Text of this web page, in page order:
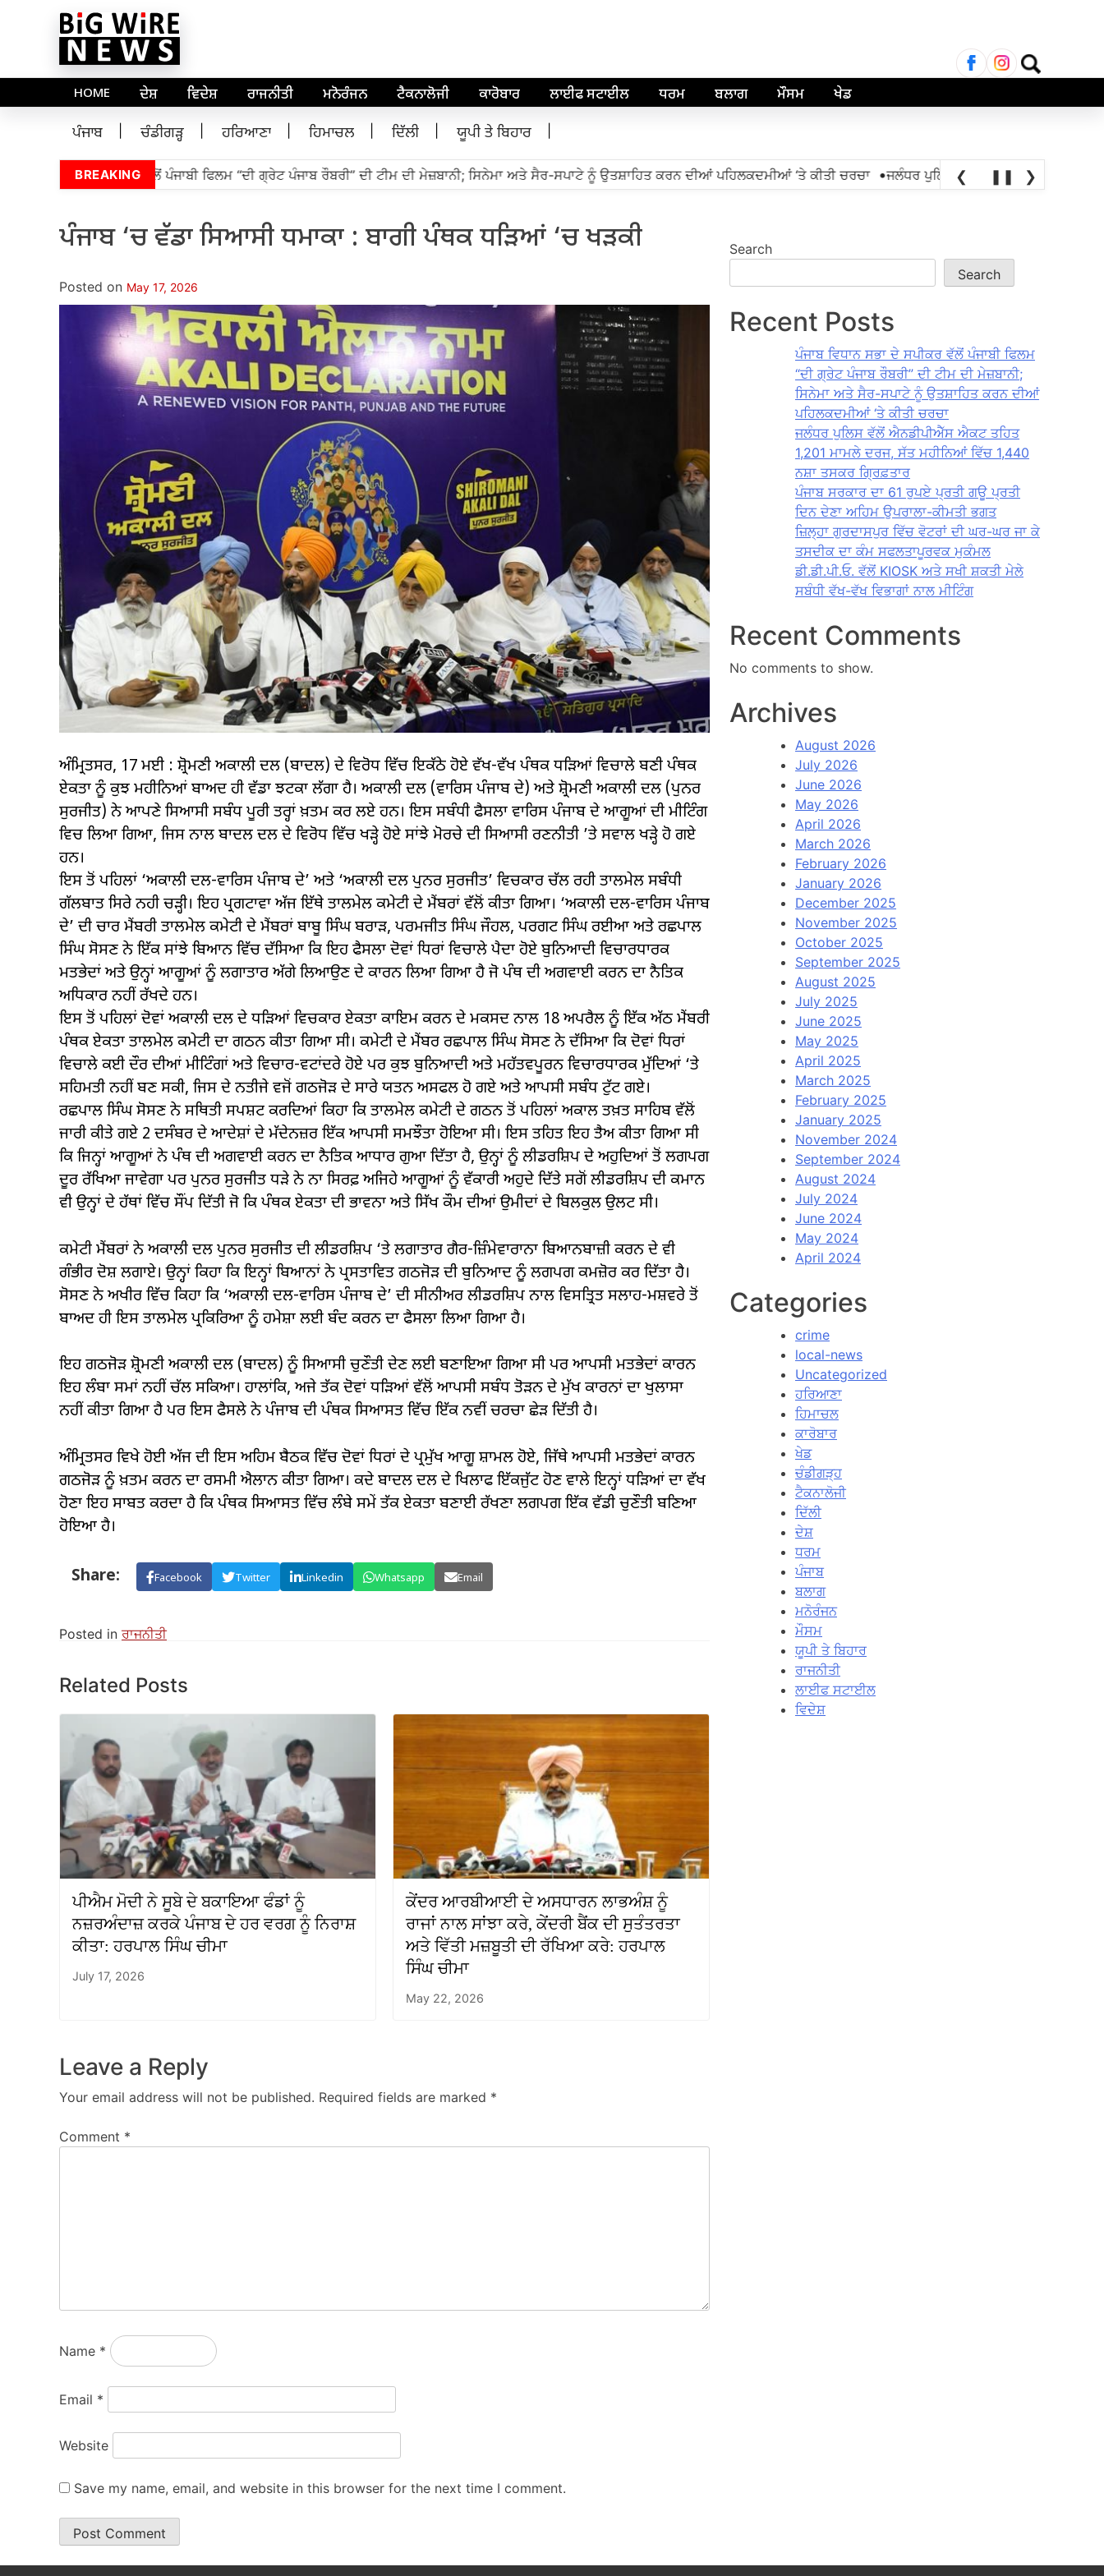
Search
for:
HOME ਦੇਸ਼ ਵਿਦੇਸ਼ ਰਾਜਨੀਤੀ ਮਨੋਰੰਜਨ ਟੈਕਨਾਲੋਜੀ ਕਾਰੋਬਾਰ ਲਾਈਫ ਸਟਾਈਲ ਧਰਮ ਬਲਾਗ ਮੌਸਮ ਖੇਡ
ਪੰਜਾਬ ਚੰਡੀਗੜ੍ਹ ਹਰਿਆਣਾ ਹਿਮਾਚਲ ਦਿੱਲੀ ਯੂਪੀ ਤੇ ਬਿਹਾਰ
BREAKING
ਵਿਧਾਨ ਸਭਾ ਦੇ ਸਪੀਕਰ ਵੱਲੋਂ ਪੰਜਾਬੀ ਫਿਲਮ “ਦੀ ਗ੍ਰੇਟ ਪੰਜਾਬ ਰੌਬਰੀ” ਦੀ ਟੀਮ ਦੀ ਮੇਜ਼ਬਾਨੀ; ਸਿਨੇਮਾ ਅਤੇ ਸੈਰ-ਸਪਾਟੇ ਨੂੰ ਉਤਸ਼ਾਹਿਤ ਕਰਨ ਦੀਆਂ ਪਹਿਲਕਦਮੀਆਂ ‘ਤੇ ਕੀਤੀ ਚਰਚਾ •ਜਲੰਧਰ ਪੁਲਿਸ ਵੱਲੋਂ ਐਨਡੀਪੀਐੱਸ ਐਕਟ ਤਹਿਤ
❮ ❚❚ ❯
ਪੰਜਾਬ ‘ਚ ਵੱਡਾ ਸਿਆਸੀ ਧਮਾਕਾ : ਬਾਗੀ ਪੰਥਕ ਧੜਿਆਂ ‘ਚ ਖੜਕੀ
Posted on May 17, 2026
ਅੰਮ੍ਰਿਤਸਰ, 17 ਮਈ : ਸ਼੍ਰੋਮਣੀ ਅਕਾਲੀ ਦਲ (ਬਾਦਲ) ਦੇ ਵਿਰੋਧ ਵਿੱਚ ਇਕੱਠੇ ਹੋਏ ਵੱਖ-ਵੱਖ ਪੰਥਕ ਧੜਿਆਂ ਵਿਚਾਲੇ ਬਣੀ ਪੰਥਕ
ਏਕਤਾ ਨੂੰ ਕੁਝ ਮਹੀਨਿਆਂ ਬਾਅਦ ਹੀ ਵੱਡਾ ਝਟਕਾ ਲੱਗਾ ਹੈ। ਅਕਾਲੀ ਦਲ (ਵਾਰਿਸ ਪੰਜਾਬ ਦੇ) ਅਤੇ ਸ਼੍ਰੋਮਣੀ ਅਕਾਲੀ ਦਲ (ਪੁਨਰ
ਸੁਰਜੀਤ) ਨੇ ਆਪਣੇ ਸਿਆਸੀ ਸਬੰਧ ਪੂਰੀ ਤਰ੍ਹਾਂ ਖ਼ਤਮ ਕਰ ਲਏ ਹਨ। ਇਸ ਸਬੰਧੀ ਫੈਸਲਾ ਵਾਰਿਸ ਪੰਜਾਬ ਦੇ ਆਗੂਆਂ ਦੀ ਮੀਟਿੰਗ
ਵਿਚ ਲਿਆ ਗਿਆ, ਜਿਸ ਨਾਲ ਬਾਦਲ ਦਲ ਦੇ ਵਿਰੋਧ ਵਿੱਚ ਖੜ੍ਹੇ ਹੋਏ ਸਾਂਝੇ ਮੋਰਚੇ ਦੀ ਸਿਆਸੀ ਰਣਨੀਤੀ ’ਤੇ ਸਵਾਲ ਖੜ੍ਹੇ ਹੋ ਗਏ
ਹਨ।
ਇਸ ਤੋਂ ਪਹਿਲਾਂ ‘ਅਕਾਲੀ ਦਲ-ਵਾਰਿਸ ਪੰਜਾਬ ਦੇ’ ਅਤੇ ‘ਅਕਾਲੀ ਦਲ ਪੁਨਰ ਸੁਰਜੀਤ’ ਵਿਚਕਾਰ ਚੱਲ ਰਹੀ ਤਾਲਮੇਲ ਸਬੰਧੀ
ਗੱਲਬਾਤ ਸਿਰੇ ਨਹੀ ਚੜ੍ਹੀ। ਇਹ ਪ੍ਰਗਟਾਵਾ ਅੱਜ ਇੱਥੇ ਤਾਲਮੇਲ ਕਮੇਟੀ ਦੇ ਮੈਂਬਰਾਂ ਵੱਲੋਂ ਕੀਤਾ ਗਿਆ। ‘ਅਕਾਲੀ ਦਲ-ਵਾਰਿਸ ਪੰਜਾਬ
ਦੇ’ ਦੀ ਚਾਰ ਮੈਂਬਰੀ ਤਾਲਮੇਲ ਕਮੇਟੀ ਦੇ ਮੈਂਬਰਾਂ ਬਾਬੂ ਸਿੰਘ ਬਰਾੜ, ਪਰਮਜੀਤ ਸਿੰਘ ਜੌਹਲ, ਪਰਗਟ ਸਿੰਘ ਰਈਆ ਅਤੇ ਰਛਪਾਲ
ਸਿੰਘ ਸੋਸਣ ਨੇ ਇੱਕ ਸਾਂਝੇ ਬਿਆਨ ਵਿੱਚ ਦੱਸਿਆ ਕਿ ਇਹ ਫੈਸਲਾ ਦੋਵਾਂ ਧਿਰਾਂ ਵਿਚਾਲੇ ਪੈਦਾ ਹੋਏ ਬੁਨਿਆਦੀ ਵਿਚਾਰਧਾਰਕ
ਮਤਭੇਦਾਂ ਅਤੇ ਉਨ੍ਹਾਂ ਆਗੂਆਂ ਨੂੰ ਲਗਾਤਾਰ ਅੱਗੇ ਲਿਆਉਣ ਦੇ ਕਾਰਨ ਲਿਆ ਗਿਆ ਹੈ ਜੋ ਪੰਥ ਦੀ ਅਗਵਾਈ ਕਰਨ ਦਾ ਨੈਤਿਕ
ਅਧਿਕਾਰ ਨਹੀਂ ਰੱਖਦੇ ਹਨ।
ਇਸ ਤੋਂ ਪਹਿਲਾਂ ਦੋਵਾਂ ਅਕਾਲੀ ਦਲ ਦੇ ਧੜਿਆਂ ਵਿਚਕਾਰ ਏਕਤਾ ਕਾਇਮ ਕਰਨ ਦੇ ਮਕਸਦ ਨਾਲ 18 ਅਪਰੈਲ ਨੂੰ ਇੱਕ ਅੱਠ ਮੈਂਬਰੀ
ਪੰਥਕ ਏਕਤਾ ਤਾਲਮੇਲ ਕਮੇਟੀ ਦਾ ਗਠਨ ਕੀਤਾ ਗਿਆ ਸੀ। ਕਮੇਟੀ ਦੇ ਮੈਂਬਰ ਰਛਪਾਲ ਸਿੰਘ ਸੋਸਣ ਨੇ ਦੱਸਿਆ ਕਿ ਦੋਵਾਂ ਧਿਰਾਂ
ਵਿਚਾਲੇ ਕਈ ਦੌਰ ਦੀਆਂ ਮੀਟਿੰਗਾਂ ਅਤੇ ਵਿਚਾਰ-ਵਟਾਂਦਰੇ ਹੋਏ ਪਰ ਕੁਝ ਬੁਨਿਆਦੀ ਅਤੇ ਮਹੱਤਵਪੂਰਨ ਵਿਚਾਰਧਾਰਕ ਮੁੱਦਿਆਂ ‘ਤੇ
ਸਹਿਮਤੀ ਨਹੀਂ ਬਣ ਸਕੀ, ਜਿਸ ਦੇ ਨਤੀਜੇ ਵਜੋਂ ਗਠਜੋੜ ਦੇ ਸਾਰੇ ਯਤਨ ਅਸਫਲ ਹੋ ਗਏ ਅਤੇ ਆਪਸੀ ਸਬੰਧ ਟੁੱਟ ਗਏ।
ਰਛਪਾਲ ਸਿੰਘ ਸੋਸਣ ਨੇ ਸਥਿਤੀ ਸਪਸ਼ਟ ਕਰਦਿਆਂ ਕਿਹਾ ਕਿ ਤਾਲਮੇਲ ਕਮੇਟੀ ਦੇ ਗਠਨ ਤੋਂ ਪਹਿਲਾਂ ਅਕਾਲ ਤਖ਼ਤ ਸਾਹਿਬ ਵੱਲੋਂ
ਜਾਰੀ ਕੀਤੇ ਗਏ 2 ਦਸੰਬਰ ਦੇ ਆਦੇਸ਼ਾਂ ਦੇ ਮੱਦੇਨਜ਼ਰ ਇੱਕ ਆਪਸੀ ਸਮਝੌਤਾ ਹੋਇਆ ਸੀ। ਇਸ ਤਹਿਤ ਇਹ ਤੈਅ ਕੀਤਾ ਗਿਆ ਸੀ
ਕਿ ਜਿਨ੍ਹਾਂ ਆਗੂਆਂ ਨੇ ਪੰਥ ਦੀ ਅਗਵਾਈ ਕਰਨ ਦਾ ਨੈਤਿਕ ਆਧਾਰ ਗੁਆ ਦਿੱਤਾ ਹੈ, ਉਨ੍ਹਾਂ ਨੂੰ ਲੀਡਰਸ਼ਿਪ ਦੇ ਅਹੁਦਿਆਂ ਤੋਂ ਲਗਪਗ
ਦੂਰ ਰੱਖਿਆ ਜਾਵੇਗਾ ਪਰ ਪੁਨਰ ਸੁਰਜੀਤ ਧੜੇ ਨੇ ਨਾ ਸਿਰਫ਼ ਅਜਿਹੇ ਆਗੂਆਂ ਨੂੰ ਵੱਕਾਰੀ ਅਹੁਦੇ ਦਿੱਤੇ ਸਗੋਂ ਲੀਡਰਸ਼ਿਪ ਦੀ ਕਮਾਨ
ਵੀ ਉਨ੍ਹਾਂ ਦੇ ਹੱਥਾਂ ਵਿੱਚ ਸੌਂਪ ਦਿੱਤੀ ਜੋ ਕਿ ਪੰਥਕ ਏਕਤਾ ਦੀ ਭਾਵਨਾ ਅਤੇ ਸਿੱਖ ਕੌਮ ਦੀਆਂ ਉਮੀਦਾਂ ਦੇ ਬਿਲਕੁਲ ਉਲਟ ਸੀ।
ਕਮੇਟੀ ਮੈਂਬਰਾਂ ਨੇ ਅਕਾਲੀ ਦਲ ਪੁਨਰ ਸੁਰਜੀਤ ਦੀ ਲੀਡਰਸ਼ਿਪ ‘ਤੇ ਲਗਾਤਾਰ ਗੈਰ-ਜ਼ਿੰਮੇਵਾਰਾਨਾ ਬਿਆਨਬਾਜ਼ੀ ਕਰਨ ਦੇ ਵੀ
ਗੰਭੀਰ ਦੋਸ਼ ਲਗਾਏ। ਉਨ੍ਹਾਂ ਕਿਹਾ ਕਿ ਇਨ੍ਹਾਂ ਬਿਆਨਾਂ ਨੇ ਪ੍ਰਸਤਾਵਿਤ ਗਠਜੋੜ ਦੀ ਬੁਨਿਆਦ ਨੂੰ ਲਗਪਗ ਕਮਜ਼ੋਰ ਕਰ ਦਿੱਤਾ ਹੈ।
ਸੋਸਣ ਨੇ ਅਖੀਰ ਵਿੱਚ ਕਿਹਾ ਕਿ ‘ਅਕਾਲੀ ਦਲ-ਵਾਰਿਸ ਪੰਜਾਬ ਦੇ’ ਦੀ ਸੀਨੀਅਰ ਲੀਡਰਸ਼ਿਪ ਨਾਲ ਵਿਸਤ੍ਰਿਤ ਸਲਾਹ-ਮਸ਼ਵਰੇ ਤੋਂ
ਬਾਅਦ ਹੀ ਇਸ ਤਾਲਮੇਲ ਪ੍ਰਕਿਰਿਆ ਨੂੰ ਹਮੇਸ਼ਾ ਲਈ ਬੰਦ ਕਰਨ ਦਾ ਫੈਸਲਾ ਲਿਆ ਗਿਆ ਹੈ।
ਇਹ ਗਠਜੋੜ ਸ਼੍ਰੋਮਣੀ ਅਕਾਲੀ ਦਲ (ਬਾਦਲ) ਨੂੰ ਸਿਆਸੀ ਚੁਣੌਤੀ ਦੇਣ ਲਈ ਬਣਾਇਆ ਗਿਆ ਸੀ ਪਰ ਆਪਸੀ ਮਤਭੇਦਾਂ ਕਾਰਨ
ਇਹ ਲੰਬਾ ਸਮਾਂ ਨਹੀਂ ਚੱਲ ਸਕਿਆ। ਹਾਲਾਂਕਿ, ਅਜੇ ਤੱਕ ਦੋਵਾਂ ਧੜਿਆਂ ਵੱਲੋਂ ਆਪਸੀ ਸਬੰਧ ਤੋੜਨ ਦੇ ਮੁੱਖ ਕਾਰਨਾਂ ਦਾ ਖੁਲਾਸਾ
ਨਹੀਂ ਕੀਤਾ ਗਿਆ ਹੈ ਪਰ ਇਸ ਫੈਸਲੇ ਨੇ ਪੰਜਾਬ ਦੀ ਪੰਥਕ ਸਿਆਸਤ ਵਿੱਚ ਇੱਕ ਨਵੀਂ ਚਰਚਾ ਛੇੜ ਦਿੱਤੀ ਹੈ।
ਅੰਮ੍ਰਿਤਸਰ ਵਿਖੇ ਹੋਈ ਅੱਜ ਦੀ ਇਸ ਅਹਿਮ ਬੈਠਕ ਵਿੱਚ ਦੋਵਾਂ ਧਿਰਾਂ ਦੇ ਪ੍ਰਮੁੱਖ ਆਗੂ ਸ਼ਾਮਲ ਹੋਏ, ਜਿੱਥੇ ਆਪਸੀ ਮਤਭੇਦਾਂ ਕਾਰਨ
ਗਠਜੋੜ ਨੂੰ ਖ਼ਤਮ ਕਰਨ ਦਾ ਰਸਮੀ ਐਲਾਨ ਕੀਤਾ ਗਿਆ। ਕਦੇ ਬਾਦਲ ਦਲ ਦੇ ਖਿਲਾਫ ਇੱਕਜੁੱਟ ਹੋਣ ਵਾਲੇ ਇਨ੍ਹਾਂ ਧੜਿਆਂ ਦਾ ਵੱਖ
ਹੋਣਾ ਇਹ ਸਾਬਤ ਕਰਦਾ ਹੈ ਕਿ ਪੰਥਕ ਸਿਆਸਤ ਵਿੱਚ ਲੰਬੇ ਸਮੇਂ ਤੱਕ ਏਕਤਾ ਬਣਾਈ ਰੱਖਣਾ ਲਗਪਗ ਇੱਕ ਵੱਡੀ ਚੁਣੌਤੀ ਬਣਿਆ
ਹੋਇਆ ਹੈ।
Share: Facebook Twitter Linkedin Whatsapp Email
Posted in ਰਾਜਨੀਤੀ
Related Posts
ਪੀਐਮ ਮੋਦੀ ਨੇ ਸੂਬੇ ਦੇ ਬਕਾਇਆ ਫੰਡਾਂ ਨੂੰ
ਨਜ਼ਰਅੰਦਾਜ਼ ਕਰਕੇ ਪੰਜਾਬ ਦੇ ਹਰ ਵਰਗ ਨੂੰ ਨਿਰਾਸ਼
ਕੀਤਾ: ਹਰਪਾਲ ਸਿੰਘ ਚੀਮਾ
July 17, 2026
ਕੇਂਦਰ ਆਰਬੀਆਈ ਦੇ ਅਸਧਾਰਨ ਲਾਭਅੰਸ਼ ਨੂੰ
ਰਾਜਾਂ ਨਾਲ ਸਾਂਝਾ ਕਰੇ, ਕੇਂਦਰੀ ਬੈਂਕ ਦੀ ਸੁਤੰਤਰਤਾ
ਅਤੇ ਵਿੱਤੀ ਮਜ਼ਬੂਤੀ ਦੀ ਰੱਖਿਆ ਕਰੇ: ਹਰਪਾਲ
ਸਿੰਘ ਚੀਮਾ
May 22, 2026
Leave a Reply
Your email address will not be published. Required fields are marked *
Comment *
Name *
Email *
Website
Save my name, email, and website in this browser for the next time I comment.
Search
Search
Recent Posts
ਪੰਜਾਬ ਵਿਧਾਨ ਸਭਾ ਦੇ ਸਪੀਕਰ ਵੱਲੋਂ ਪੰਜਾਬੀ ਫਿਲਮ
“ਦੀ ਗ੍ਰੇਟ ਪੰਜਾਬ ਰੌਬਰੀ” ਦੀ ਟੀਮ ਦੀ ਮੇਜ਼ਬਾਨੀ;
ਸਿਨੇਮਾ ਅਤੇ ਸੈਰ-ਸਪਾਟੇ ਨੂੰ ਉਤਸ਼ਾਹਿਤ ਕਰਨ ਦੀਆਂ
ਪਹਿਲਕਦਮੀਆਂ ‘ਤੇ ਕੀਤੀ ਚਰਚਾ
ਜਲੰਧਰ ਪੁਲਿਸ ਵੱਲੋਂ ਐਨਡੀਪੀਐੱਸ ਐਕਟ ਤਹਿਤ
1,201 ਮਾਮਲੇ ਦਰਜ, ਸੱਤ ਮਹੀਨਿਆਂ ਵਿੱਚ 1,440
ਨਸ਼ਾ ਤਸਕਰ ਗ੍ਰਿਫ਼ਤਾਰ
ਪੰਜਾਬ ਸਰਕਾਰ ਦਾ 61 ਰੁਪਏ ਪ੍ਰਤੀ ਗਊ ਪ੍ਰਤੀ
ਦਿਨ ਦੇਣਾ ਅਹਿਮ ਉਪਰਾਲਾ-ਕੀਮਤੀ ਭਗਤ
ਜ਼ਿਲ੍ਹਾ ਗੁਰਦਾਸਪੁਰ ਵਿੱਚ ਵੋਟਰਾਂ ਦੀ ਘਰ-ਘਰ ਜਾ ਕੇ
ਤਸਦੀਕ ਦਾ ਕੰਮ ਸਫਲਤਾਪੂਰਵਕ ਮੁਕੰਮਲ
ਡੀ.ਡੀ.ਪੀ.ਓ. ਵੱਲੋਂ KIOSK ਅਤੇ ਸਖੀ ਸ਼ਕਤੀ ਮੇਲੇ
ਸਬੰਧੀ ਵੱਖ-ਵੱਖ ਵਿਭਾਗਾਂ ਨਾਲ ਮੀਟਿੰਗ
Recent Comments
No comments to show.
Archives
August 2026
July 2026
June 2026
May 2026
April 2026
March 2026
February 2026
January 2026
December 2025
November 2025
October 2025
September 2025
August 2025
July 2025
June 2025
May 2025
April 2025
March 2025
February 2025
January 2025
November 2024
September 2024
August 2024
July 2024
June 2024
May 2024
April 2024
Categories
crime
local-news
Uncategorized
ਹਰਿਆਣਾ
ਹਿਮਾਚਲ
ਕਾਰੋਬਾਰ
ਖੇਡ
ਚੰਡੀਗੜ੍ਹ
ਟੈਕਨਾਲੋਜੀ
ਦਿੱਲੀ
ਦੇਸ਼
ਧਰਮ
ਪੰਜਾਬ
ਬਲਾਗ
ਮਨੋਰੰਜਨ
ਮੌਸਮ
ਯੂਪੀ ਤੇ ਬਿਹਾਰ
ਰਾਜਨੀਤੀ
ਲਾਈਫ ਸਟਾਈਲ
ਵਿਦੇਸ਼